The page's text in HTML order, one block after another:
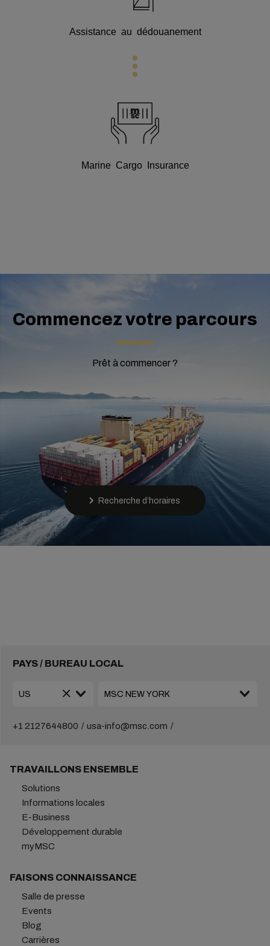
Assistance au dédouanement
Marine Cargo Insurance
Commencez votre parcours
Prêt à commencer ?
Recherche d’horaires
PAYS / BUREAU LOCAL
+1 2127644800 usa-info@msc.com
TRAVAILLONS ENSEMBLE
Solutions
Informations locales
E-Business
Développement durable
myMSC
FAISONS CONNAISSANCE
Salle de presse
Events
Blog
Carrières